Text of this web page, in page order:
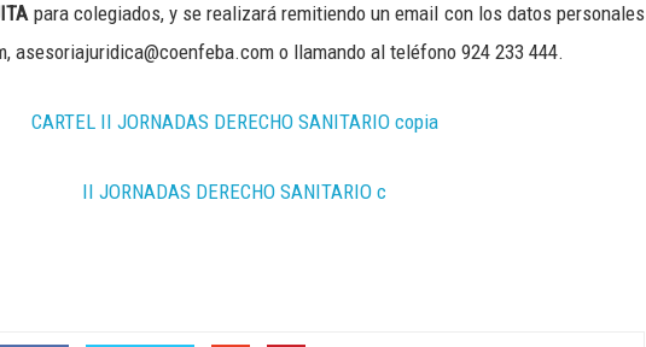
para colegiados, y se realizará remitiendo un email con los datos personales
asesoriajuridica@coenfeba.com o llamando al teléfono 924 233 444.